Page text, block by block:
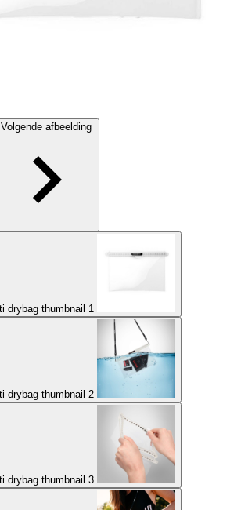
Volgende afbeelding
Fidlock Hermetic multi drybag thumbnail 1
Fidlock Hermetic multi drybag thumbnail 2
Fidlock Hermetic multi drybag thumbnail 3